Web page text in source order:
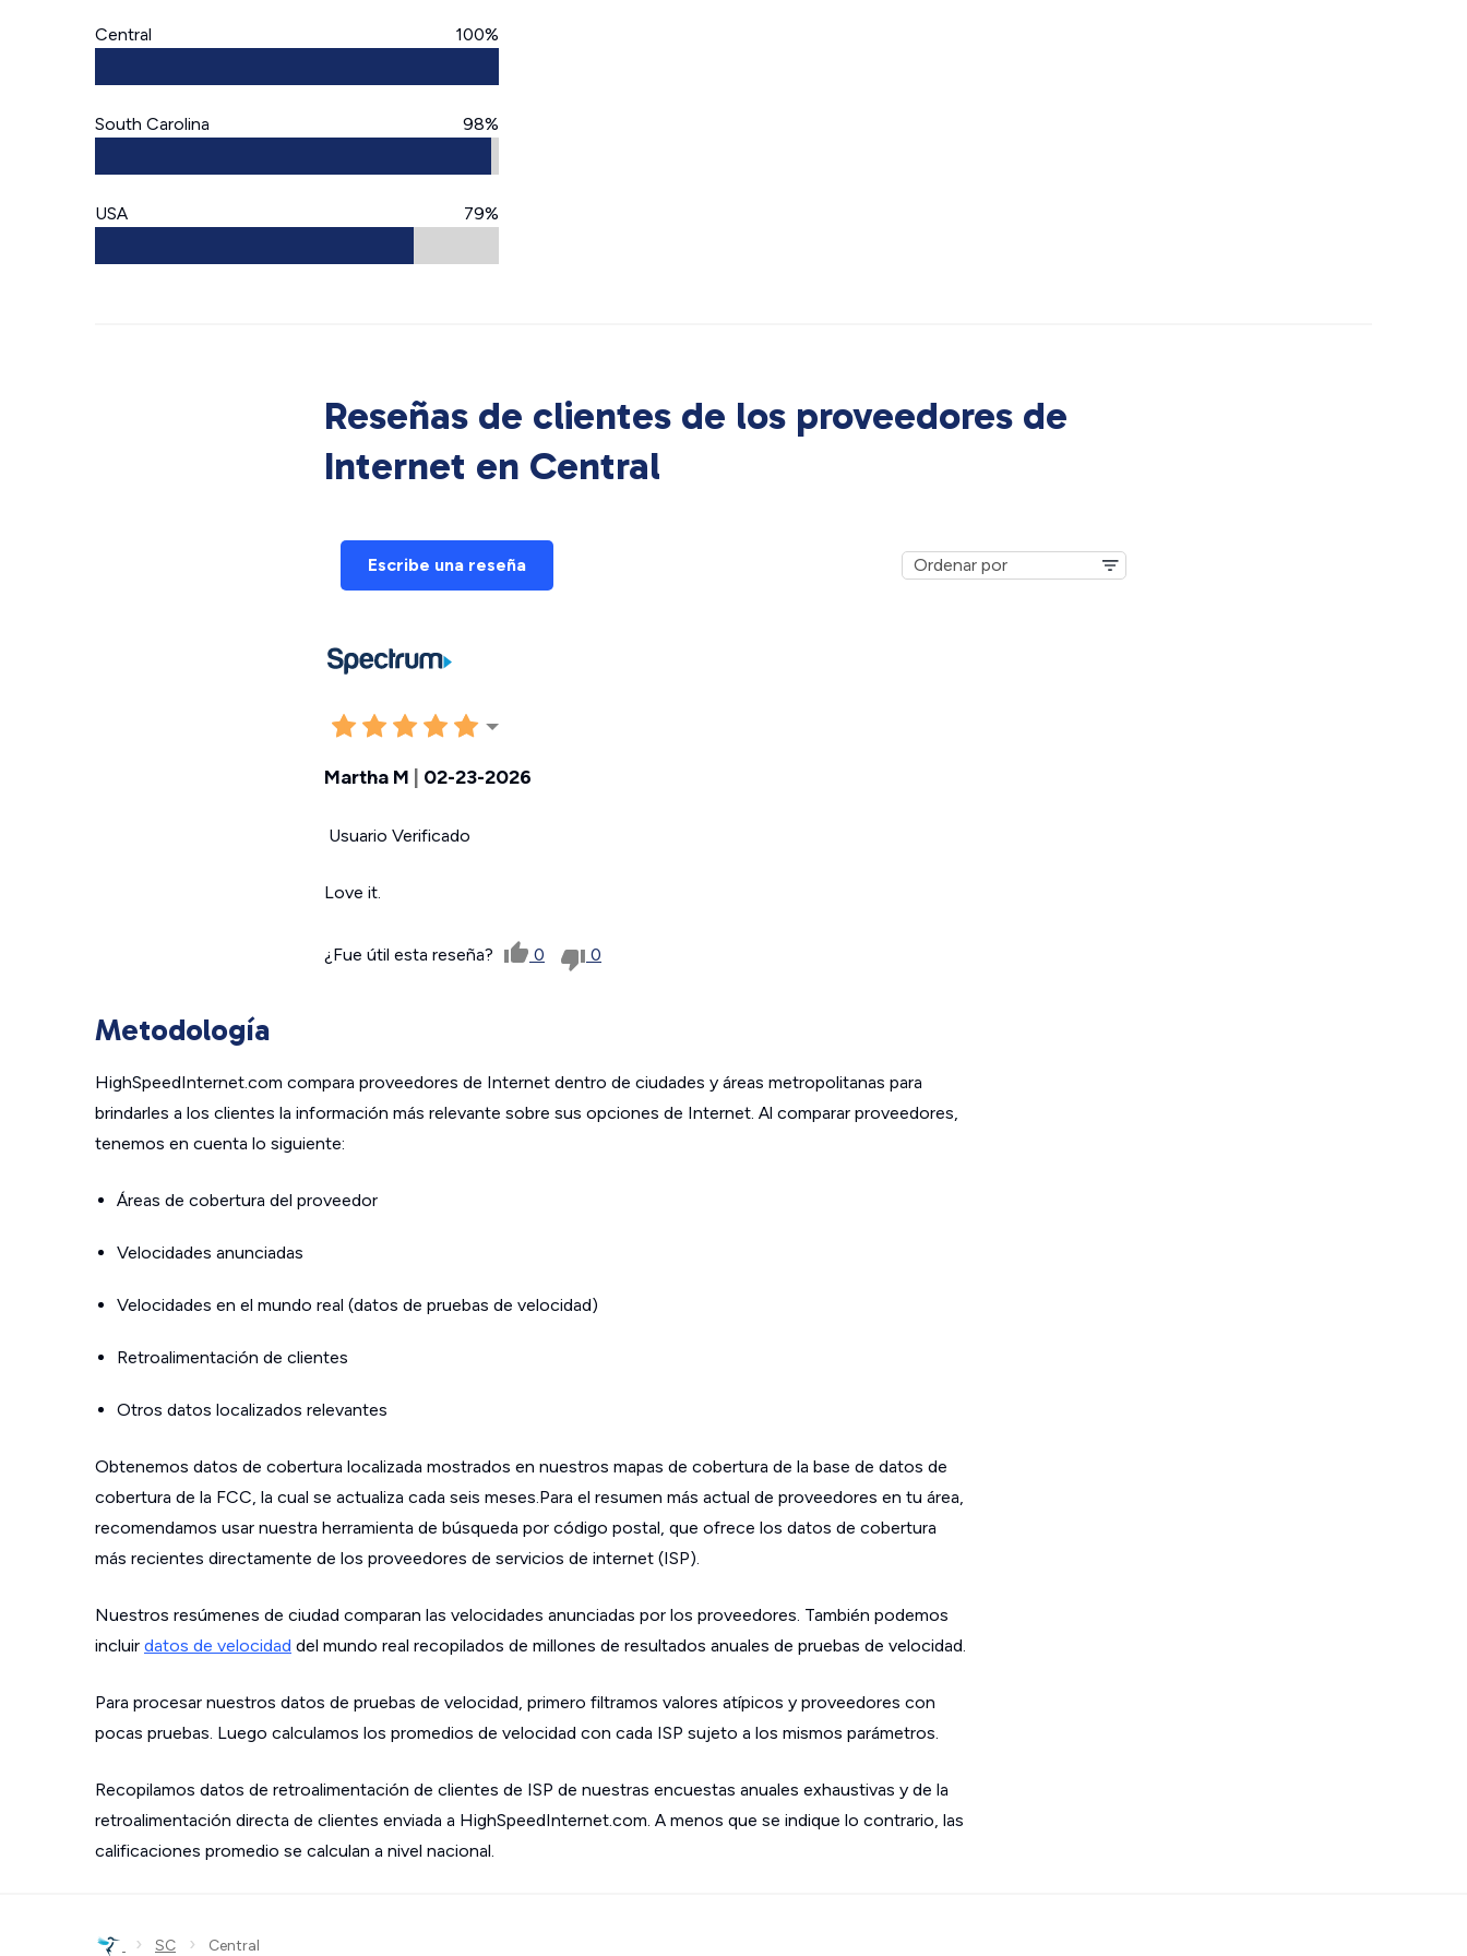
Central 100%
South Carolina 98%
USA 79%
Reseñas de clientes de los proveedores de
Internet en Central
Escribe una reseña
Martha M 02-23-2026
Usuario Verificado
Love it.
¿Fue útil esta reseña? 0 0
Metodología
HighSpeedInternet.com compara proveedores de Internet dentro de ciudades y áreas metropolitanas para
brindarles a los clientes la información más relevante sobre sus opciones de Internet. Al comparar proveedores,
tenemos en cuenta lo siguiente:
Áreas de cobertura del proveedor
Velocidades anunciadas
Velocidades en el mundo real (datos de pruebas de velocidad)
Retroalimentación de clientes
Otros datos localizados relevantes
Obtenemos datos de cobertura localizada mostrados en nuestros mapas de cobertura de la base de datos de
cobertura de la FCC, la cual se actualiza cada seis meses.Para el resumen más actual de proveedores en tu área,
recomendamos usar nuestra herramienta de búsqueda por código postal, que ofrece los datos de cobertura
más recientes directamente de los proveedores de servicios de internet (ISP).
Nuestros resúmenes de ciudad comparan las velocidades anunciadas por los proveedores. También podemos
incluir datos de velocidad del mundo real recopilados de millones de resultados anuales de pruebas de velocidad.
Para procesar nuestros datos de pruebas de velocidad, primero filtramos valores atípicos y proveedores con
pocas pruebas. Luego calculamos los promedios de velocidad con cada ISP sujeto a los mismos parámetros.
Recopilamos datos de retroalimentación de clientes de ISP de nuestras encuestas anuales exhaustivas y de la
retroalimentación directa de clientes enviada a HighSpeedInternet.com. A menos que se indique lo contrario, las
calificaciones promedio se calculan a nivel nacional.
› SC › Central